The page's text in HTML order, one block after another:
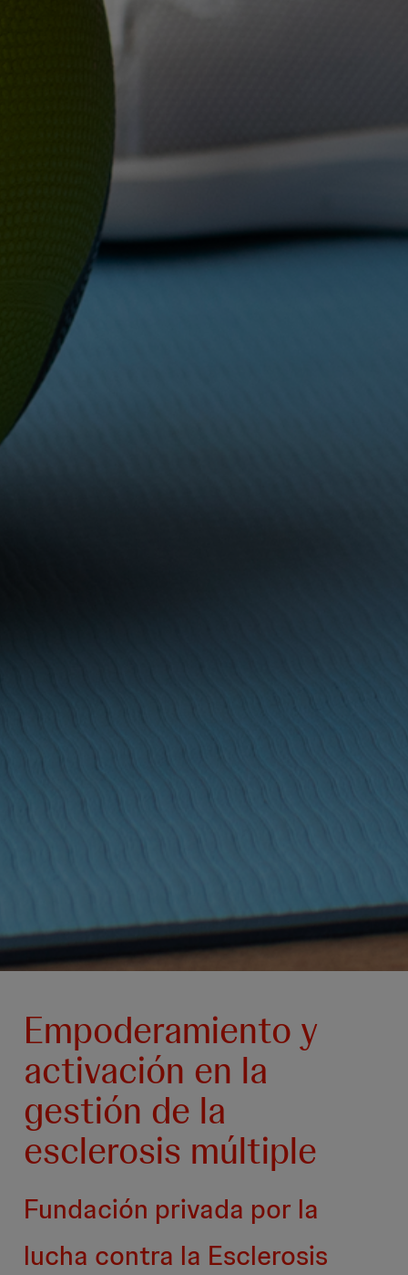
Empoderamiento y
activación en la
gestión de la
esclerosis múltiple
Fundación privada por la
lucha contra la Esclerosis